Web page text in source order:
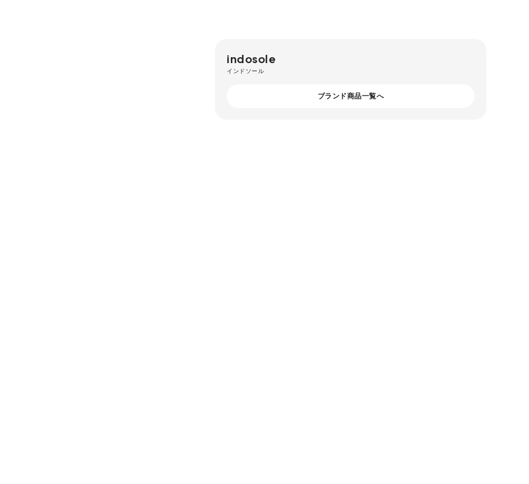
indosole
インドソール
ブランド商品一覧へ